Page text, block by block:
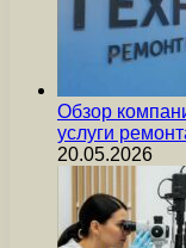
Обзор
услуги
20.05.2026